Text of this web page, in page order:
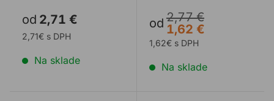
keramiku.
od 2,71 €
2,71€ s DPH
Na sklade
bridlice, obkladačiek a ...
od 2,77 €
1,62 €
1,62€ s DPH
Na sklade